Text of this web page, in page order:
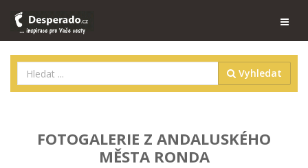
Vyhledat
FOTOGALERIE Z ANDALUSKÉHO
MĚSTA RONDA